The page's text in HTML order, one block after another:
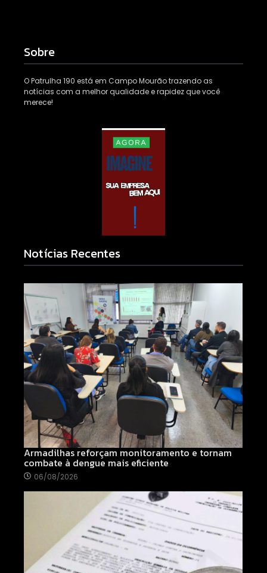
Sobre
O Patrulha 190 está em Campo Mourão trazendo as
notícias com a melhor qualidade e rapidez que você
merece!
Notícias Recentes
Armadilhas reforçam monitoramento e tornam
combate à dengue mais eficiente
06/08/2026